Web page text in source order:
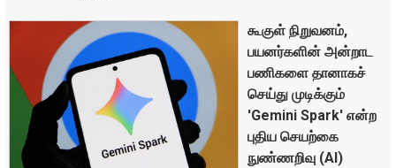
கூகுள் நிறுவனம்,
பயனர்களின் அன்றாட
பணிகளை தானாகச்
செய்து முடிக்கும்
'Gemini Spark' என்ற
புதிய செயற்கை
நுண்ணறிவு (AI)